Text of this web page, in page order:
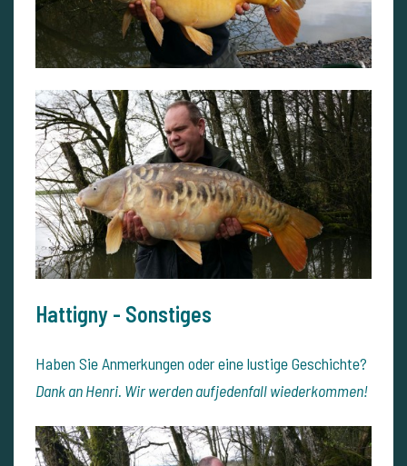
Hattigny - Sonstiges
Haben Sie Anmerkungen oder eine lustige Geschichte?
Dank an Henri. Wir werden aufjedenfall wiederkommen!